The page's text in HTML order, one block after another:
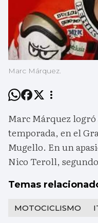
Marc Márquez.
Marc Márquez
temporada, en el
Mugello. En un
Nico Teroll,
Temas
MOTOCICLISMO